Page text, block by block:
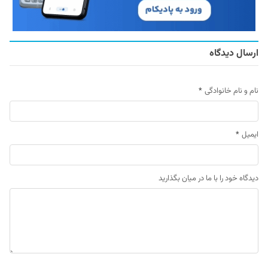
ارسال دیدگاه
نام و نام خانوادگی *
ایمیل *
دیدگاه خود را با ما در میان بگذارید